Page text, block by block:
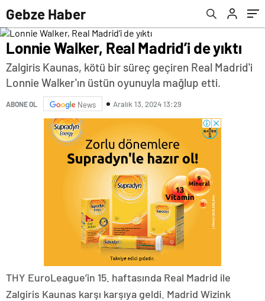
Gebze Haber
Lonnie Walker, Real Madrid’i de yıktı
Zalgiris Kaunas, kötü bir süreç geçiren Real Madrid'i
Lonnie Walker'ın üstün oyunuyla mağlup etti.
ABONE OL News Aralık 13, 2024 13:29
THY EuroLeague’in 15. haftasında Real Madrid ile
Zalgiris Kaunas karşı karşıya geldi. Madrid Wizink